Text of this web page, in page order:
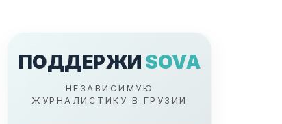
ПОДДЕРЖИ SOVA
НЕЗАВИСИМУЮ
ЖУРНАЛИСТИКУ В ГРУЗИИ